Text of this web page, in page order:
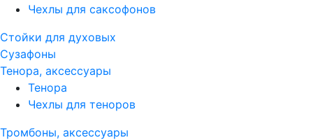
Чехлы для саксофонов
Стойки для духовых
Сузафоны
Тенора, аксессуары
Тенора
Чехлы для теноров
Тромбоны, аксессуары